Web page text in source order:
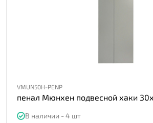
VMUN50H-PENP
пенал Мюнхен подвесной хаки
В наличии - 4 шт